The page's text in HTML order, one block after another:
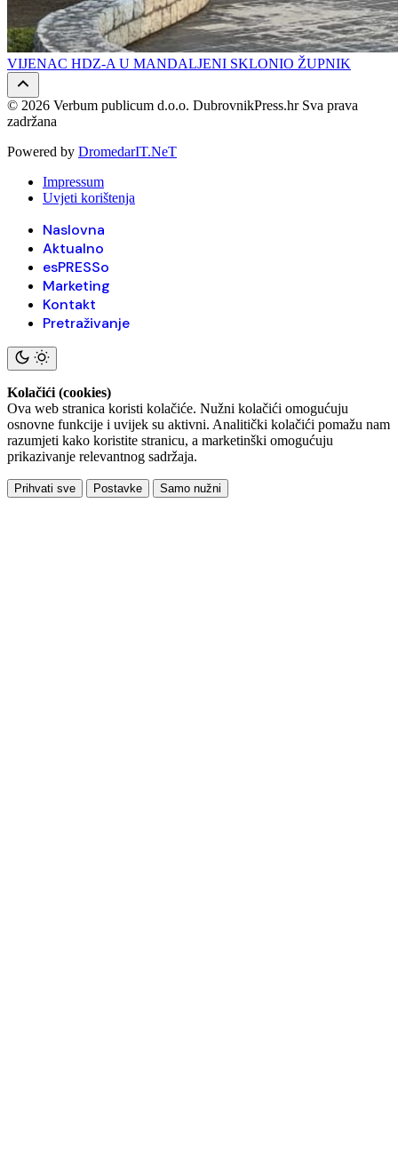
VIJENAC HDZ-A U MANDALJENI SKLONIO ŽUPNIK
© 2026 Verbum publicum d.o.o. DubrovnikPress.hr Sva prava
zadržana
Powered by DromedarIT.NeT
Impressum
Uvjeti korištenja
Naslovna
Aktualno
esPRESSo
Marketing
Kontakt
Pretraživanje
Kolačići (cookies)
Ova web stranica koristi kolačiće. Nužni kolačići omogućuju
osnovne funkcije i uvijek su aktivni. Analitički kolačići pomažu nam
razumjeti kako koristite stranicu, a marketinški omogućuju
prikazivanje relevantnog sadržaja.
Prihvati sve Postavke Samo nužni